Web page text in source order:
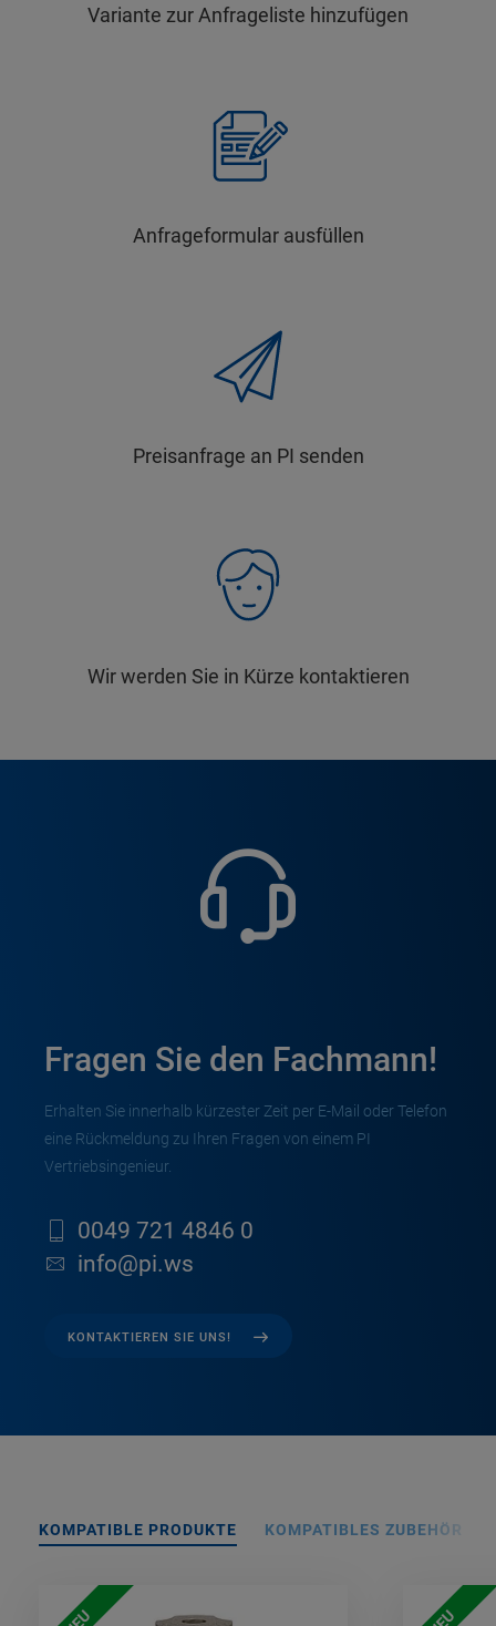
Variante zur Anfrageliste hinzufügen
Anfrageformular ausfüllen
Preisanfrage an PI senden
Wir werden Sie in Kürze kontaktieren
Fragen Sie den Fachmann!
Erhalten Sie innerhalb kürzester Zeit per E-Mail oder Telefon
eine Rückmeldung zu Ihren Fragen von einem PI
Vertriebsingenieur.
0049 721 4846 0
info@pi.ws
KONTAKTIEREN SIE UNS!
KOMPATIBLE PRODUKTE KOMPATIBLES ZUBEHÖR